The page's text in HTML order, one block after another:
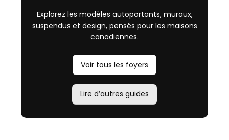
Explorez les modèles autoportants, muraux,
suspendus et design, pensés pour les maisons
canadiennes.
Voir tous les foyers
Lire d’autres guides